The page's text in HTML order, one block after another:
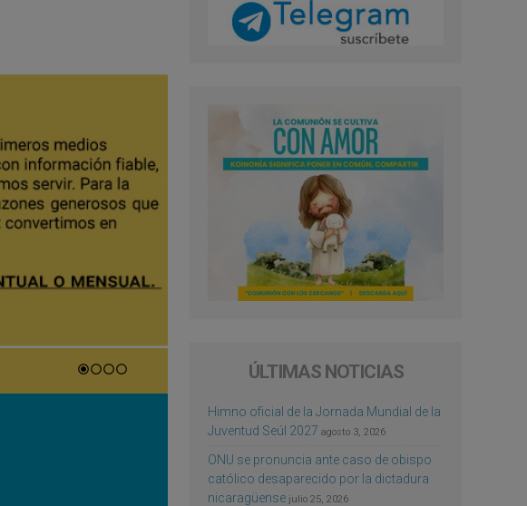
ÚLTIMAS NOTICIAS
Himno oficial de la Jornada Mundial de la
Juventud Seúl 2027 agosto 3, 2026
ONU se pronuncia ante caso de obispo
católico desaparecido por la dictadura
nicaragüense julio 25, 2026